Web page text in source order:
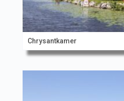
Chrysantkamer